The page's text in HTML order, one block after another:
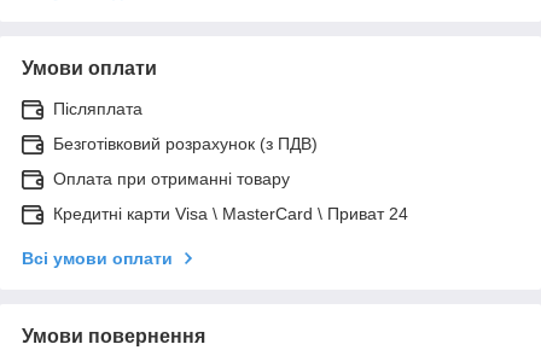
Умови оплати
Післяплата
Безготівковий розрахунок (з ПДВ)
Оплата при отриманні товару
Кредитні карти Visa \ MasterCard \ Приват 24
Всі умови оплати
Умови повернення